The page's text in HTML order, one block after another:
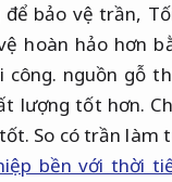
bảo vệ trần,
hoàn hảo hơn
công. nguồn gỗ
lượng tốt hơn.
So có trần làm
bền với thời